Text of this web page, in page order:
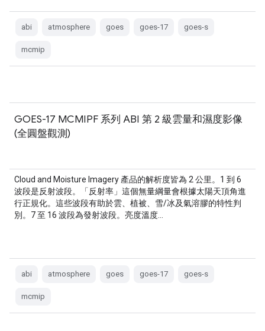
abi atmosphere goes goes-17 goes-s
mcmip
GOES-17 MCMIPF 系列 ABI 第 2 級雲量和濕度影像
(全圓盤觀測)
Cloud and Moisture Imagery 產品的解析度皆為 2 公里。1 到 6
波段是反射波段。「反射率」這個無量綱量會根據太陽天頂角進
行正規化。這些波段有助於雲、植被、雪/冰及氣溶膠的特性判
別。7 至 16 波段為發射波段。亮度溫度…
abi atmosphere goes goes-17 goes-s
mcmip